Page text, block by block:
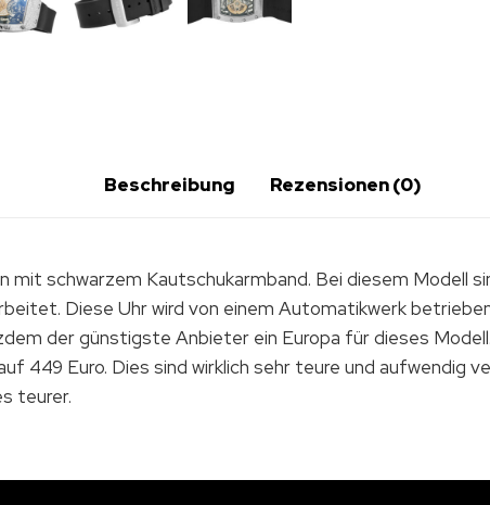
Beschreibung Rezensionen (0)
mit schwarzem Kautschukarmband. Bei diesem Modell
Diese Uhr wird von einem Automatikwerk
der günstigste Anbieter ein Europa für dieses
449 Euro. Dies sind wirklich sehr teure und aufwendig
teurer.